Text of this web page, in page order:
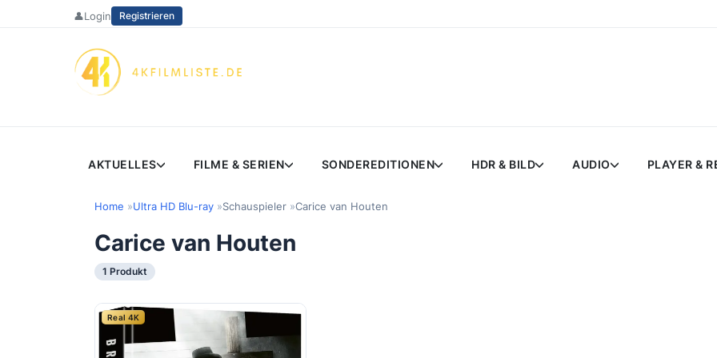
👤Login Registrieren
AKTUELLES FILME & SERIEN SONDEREDITIONEN HDR & BILD AUDIO PLAYER &
Home Ultra HD Blu-ray Schauspieler Carice van Houten
Carice van Houten
1 Produkt
Real 4K